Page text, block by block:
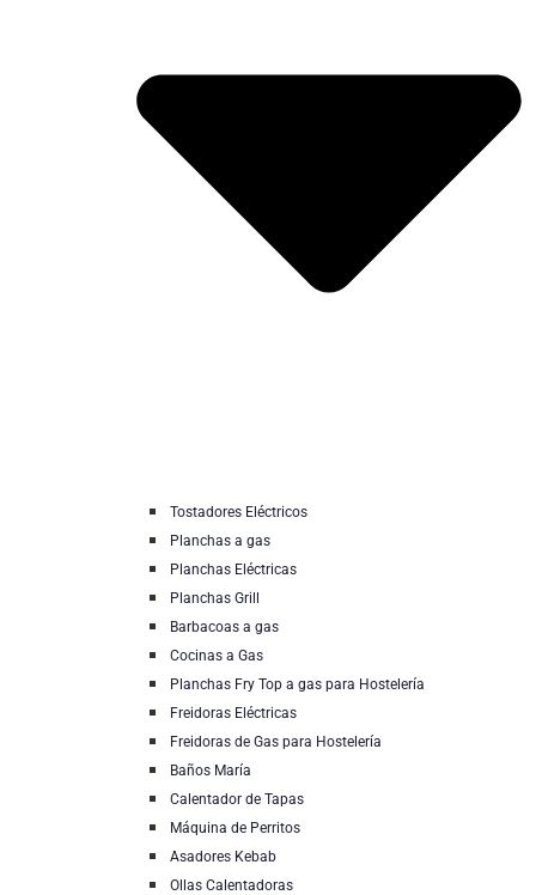
Tostadores Eléctricos
Planchas a gas
Planchas Eléctricas
Planchas Grill
Barbacoas a gas
Cocinas a Gas
Planchas Fry Top a gas para Hostelería
Freidoras Eléctricas
Freidoras de Gas para Hostelería
Baños María
Calentador de Tapas
Máquina de Perritos
Asadores Kebab
Ollas Calentadoras